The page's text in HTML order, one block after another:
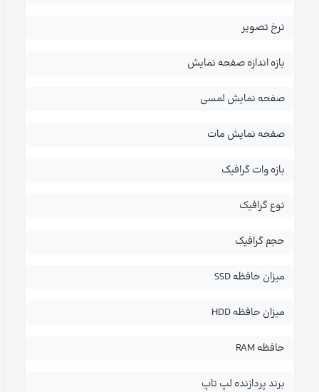
نرخ تصویر
بازه اندازه صفحه نمایش
صفحه نمایش لمسی
صفحه نمایش مات
بازه وات گرافیک
نوع گرافیک
حجم گرافیک
میزان حافظه SSD
میزان حافظه HDD
حافظه RAM
برند پردازنده لپ تاپ